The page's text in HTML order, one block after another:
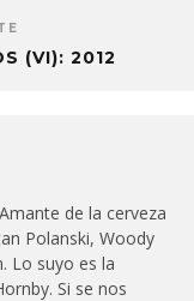
(VI): 2012
de la cerveza
Polanski, Woody
Lo suyo es la
Si se nos